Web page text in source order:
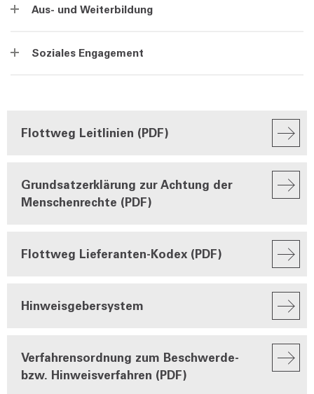
Aus- und Weiterbildung
Soziales Engagement
Flottweg Leitlinien (PDF)
Grundsatzerklärung zur Achtung der
Menschenrechte (PDF)
Flottweg Lieferanten-Kodex (PDF)
Hinweisgebersystem
Verfahrensordnung zum Beschwerde-
bzw. Hinweisverfahren (PDF)